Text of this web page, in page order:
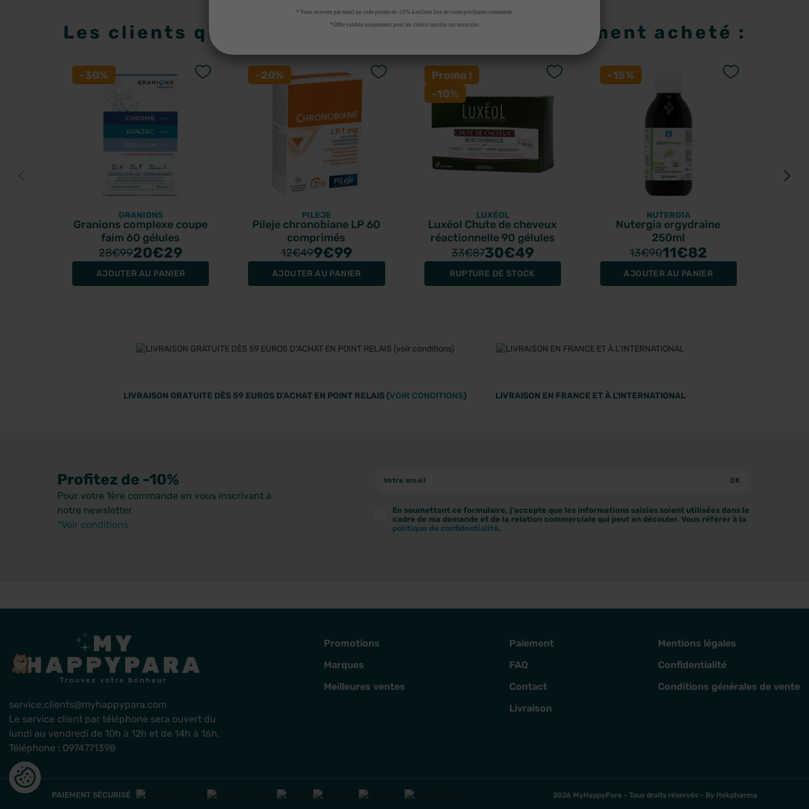
Les clients qui ont acheté ce produit ont également acheté :
-30%
GRANIONS
Granions complexe coupe
faim 60 gélules
28€9920€29
AJOUTER AU PANIER
-20%
PILEJE
Pileje chronobiane LP 60
comprimés
12€499€99
AJOUTER AU PANIER
Promo !
-10%
LUXÉOL
Luxéol Chute de cheveux
réactionnelle 90 gélules
33€8730€49
RUPTURE DE STOCK
-15%
NUTERGIA
Nutergia ergydraine
250ml
13€9011€82
AJOUTER AU PANIER
LIVRAISON GRATUITE DÈS 59 EUROS D'ACHAT EN POINT RELAIS (VOIR CONDITIONS) LIVRAISON EN FRANCE ET À L'INTERNATIONAL
Profitez de -10%
Pour votre 1ère commande en vous inscrivant à
notre newsletter
*Voir conditions
En soumettant ce formulaire, j'accepte que les informations saisies soient utilisées dans le
cadre de ma demande et de la relation commerciale qui peut en découler. Vous référer à la
politique de confidentialité.
service.clients@myhappypara.com
Le service client par téléphone sera ouvert du
lundi au vendredi de 10h à 12h et de 14h à 16h.
Téléphone : 0974771398
Promotions
Marques
Meilleures ventes
Paiement
FAQ
Contact
Livraison
Mentions légales
Confidentialité
Conditions générales de vente
PAIEMENT SÉCURISÉ 2026 MyHappyPara - Tous droits réservés - By Itekpharma
* Vous recevrez par email un code promo de -10% à utiliser lors de votre prochaine commande.
*Offre valable uniquement pour les clients inscrits sur notre site.